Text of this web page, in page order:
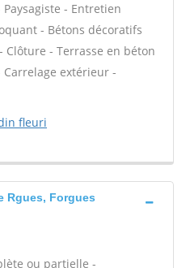
- Entretien
- Bétons décoratifs
- Terrasse en béton
extérieur -
fleuri
Rgues, Forgues
ou partielle -